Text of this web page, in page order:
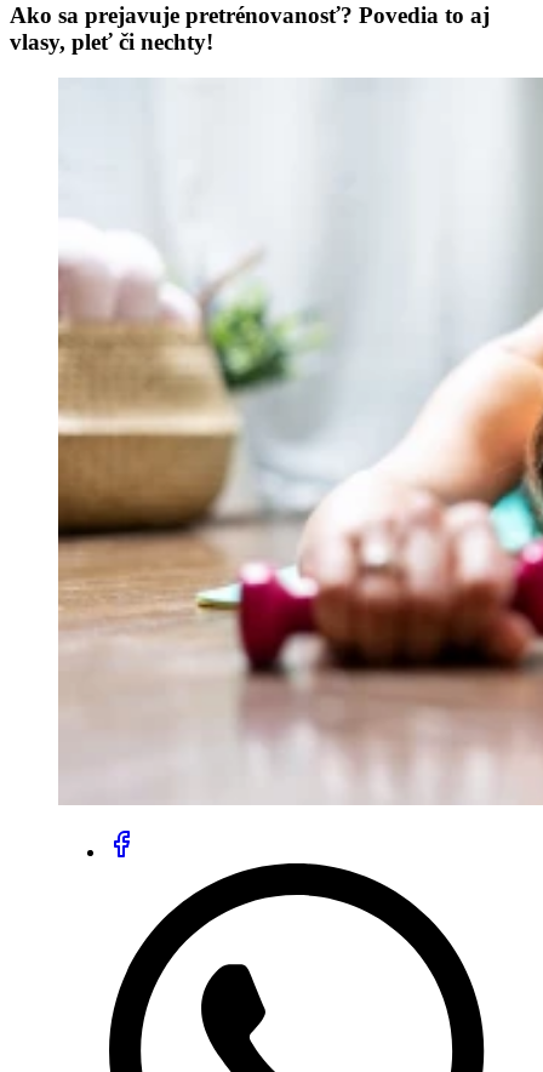
Ako sa prejavuje pretrénovanosť? Povedia to aj
vlasy, pleť či nechty!